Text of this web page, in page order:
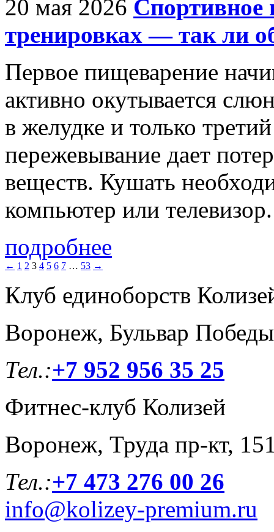
20 мая 2026 Спортивное
тренировках — так ли
Первое пищеварение
активно окутывается
в желудке и только
пережевывание дает
веществ. Кушать
компьютер или
подробнее
← 1 2 3 4 5 6 7 … 53 →
Клуб единоборств
Воронеж, Бульвар
Тел.:+7 952 956 35 25
Фитнес-клуб Колизей
Воронеж, Труда пр-кт,
Тел.:+7 473 276 00 26
info@kolizey-premium.ru